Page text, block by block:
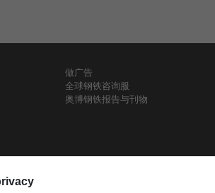
做广告
全球钢铁咨询服
奥博钢铁报告与刊物